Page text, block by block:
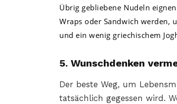
Übrig gebliebene Nudeln
Wraps oder Sandwich werden,
und ein wenig griechischem
5. Wunschdenken
Der beste Weg, um
tatsächlich gegessen wird.